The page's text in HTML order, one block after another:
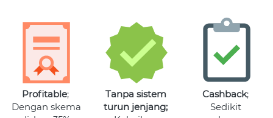
Profitable;
Dengan skema
Tanpa sistem
Cashback;
Sedikit